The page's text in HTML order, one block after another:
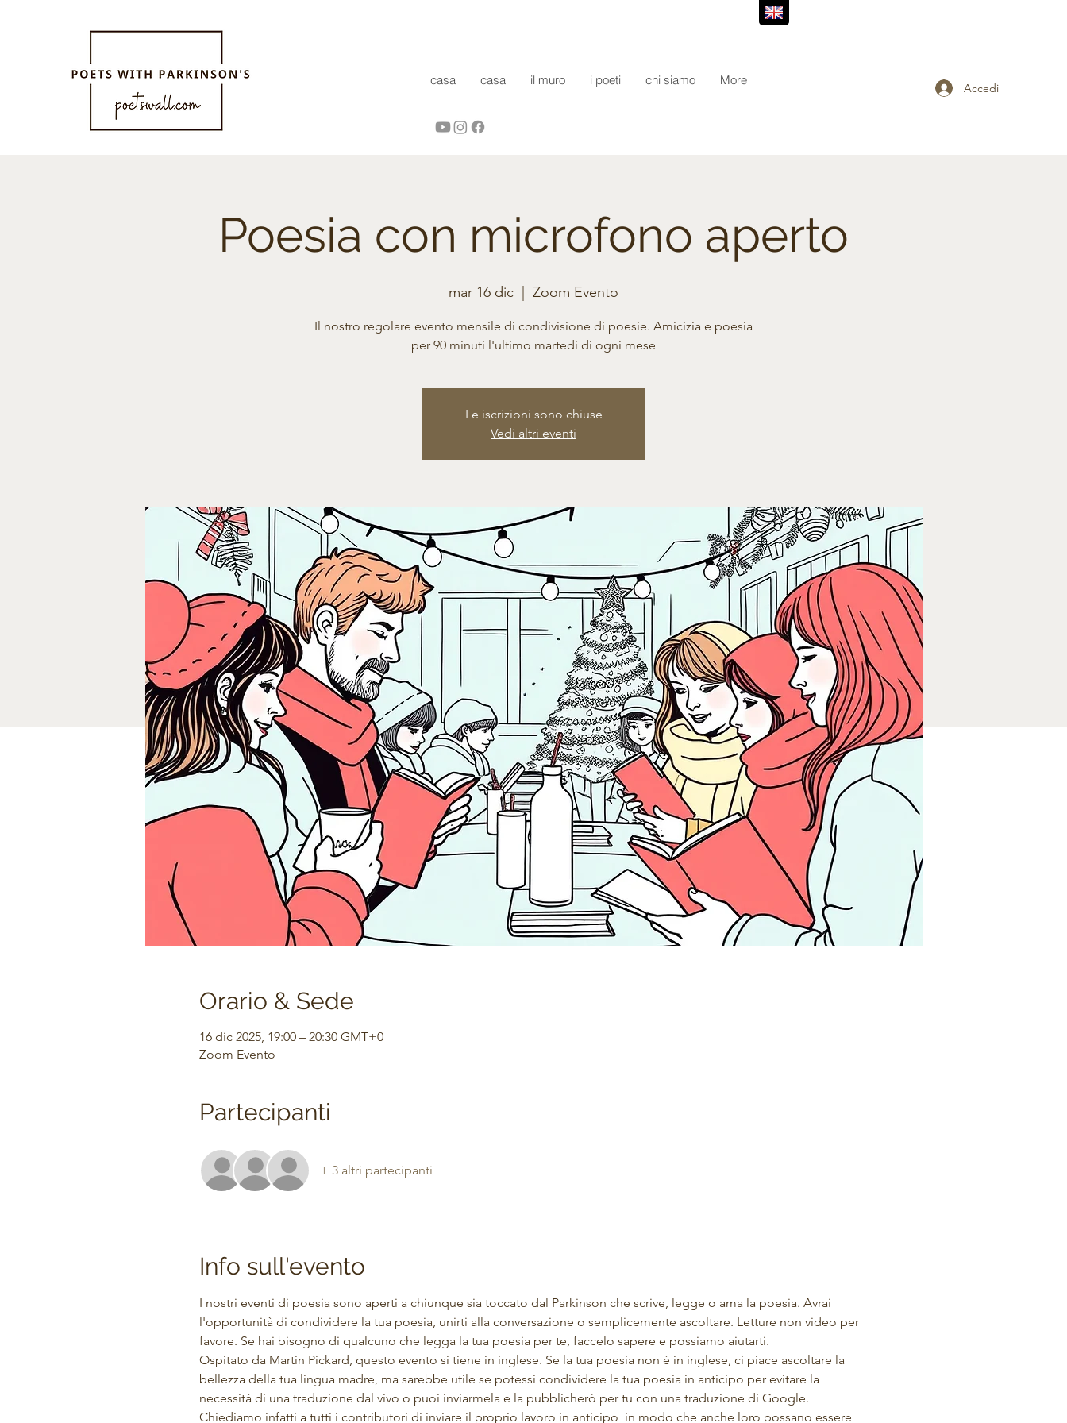
casa casa il muro i poeti chi siamo More
Accedi
Poesia con microfono aperto
mar 16 dic Zoom Evento
Il nostro regolare evento mensile di condivisione di poesie. Amicizia e poesia
per 90 minuti l'ultimo martedì di ogni mese
Le iscrizioni sono chiuse
Vedi altri eventi
Orario & Sede
16 dic 2025, 19:00 – 20:30 GMT+0
Zoom Evento
Partecipanti
+ 3 altri partecipanti
Info sull'evento
I nostri eventi di poesia sono aperti a chiunque sia toccato dal Parkinson che scrive, legge o ama la poesia. Avrai
l'opportunità di condividere la tua poesia, unirti alla conversazione o semplicemente ascoltare. Letture non video per
favore. Se hai bisogno di qualcuno che legga la tua poesia per te, faccelo sapere e possiamo aiutarti.
Ospitato da Martin Pickard, questo evento si tiene in inglese. Se la tua poesia non è in inglese, ci piace ascoltare la
bellezza della tua lingua madre, ma sarebbe utile se potessi condividere la tua poesia in anticipo per evitare la
necessità di una traduzione dal vivo o puoi inviarmela e la pubblicherò per tu con una traduzione di Google.
Chiediamo infatti a tutti i contributori di inviare il proprio lavoro in anticipo in modo che anche loro possano essere